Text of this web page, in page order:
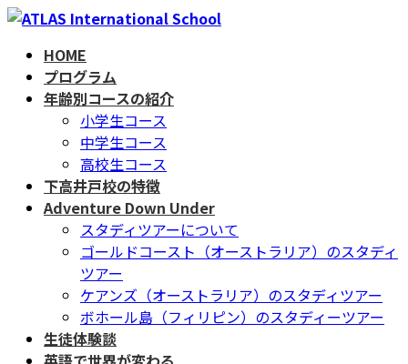
コ
ナ
HOME
プログラム
年齢別コースの紹介
小学生コース
中学生コース
高校生コース
下高井戸校の特徴
Adventure Down Under
スタディツアーについて
ゴールドコースト（オーストラリア）のスタディ
ツアー
ケアンズ（オーストラリア）のスタディツアー
ボホール島（フィリピン）のスタディーツアー
生徒体験談